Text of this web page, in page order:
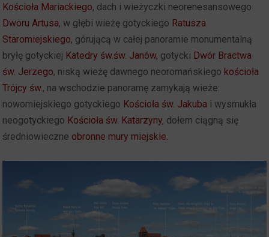
Kościoła Mariackiego, dach i wieżyczki neorenesansowego
Dworu Artusa, w głębi wieżę gotyckiego Ratusza
Staromiejskiego, górującą w całej panoramie monumentalną
bryłę gotyckiej Katedry św.św. Janów, gotycki Dwór Bractwa
św. Jerzego, niską wieżę dawnego neoromańskiego kościoła
Trójcy św., na wschodzie panoramę zamykają wieże:
nowomiejskiego gotyckiego Kościoła św. Jakuba i wysmukła
neogotyckiego Kościoła św. Katarzyny, dołem ciągną się
średniowieczne obronne mury miejskie